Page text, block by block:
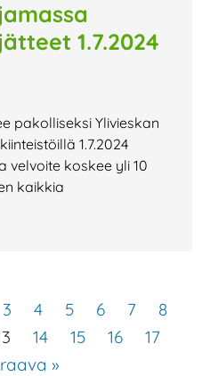
1.7.2024
pakolliseksi Ylivieskan
1.7.2024
velvoite koskee yli 10
kaikkia
3 4 5 6 7
8
14 15 16
17
»